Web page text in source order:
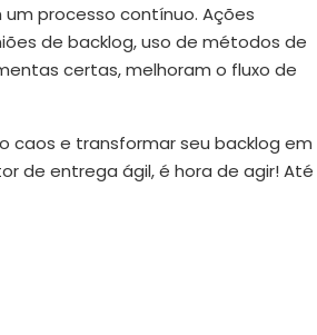
processo contínuo. Ações
de backlog, uso de métodos de
certas, melhoram o fluxo de
caos e transformar seu backlog em
de entrega ágil, é hora de agir! Até